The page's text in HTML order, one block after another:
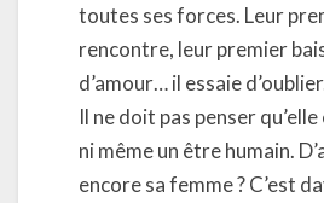
toutes ses forces. Leur
rencontre, leur premier
d’amour… il essaie
Il ne doit pas penser
ni même un être humain.
encore sa femme ? C’est